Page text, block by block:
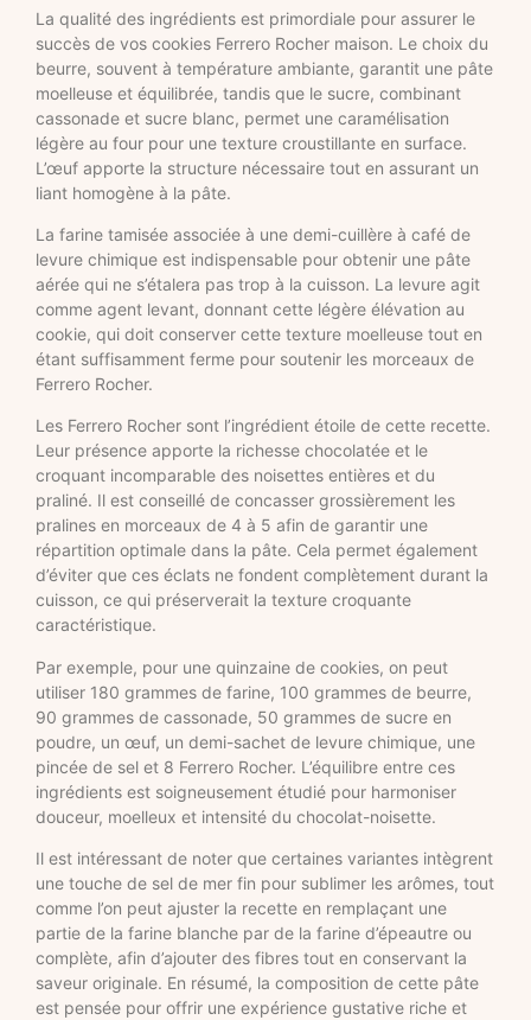
La qualité des ingrédients est primordiale pour assurer le
succès de vos cookies Ferrero Rocher maison. Le choix du
beurre, souvent à température ambiante, garantit une pâte
moelleuse et équilibrée, tandis que le sucre, combinant
cassonade et sucre blanc, permet une caramélisation
légère au four pour une texture croustillante en surface.
L’œuf apporte la structure nécessaire tout en assurant un
liant homogène à la pâte.
La farine tamisée associée à une demi-cuillère à café de
levure chimique est indispensable pour obtenir une pâte
aérée qui ne s’étalera pas trop à la cuisson. La levure agit
comme agent levant, donnant cette légère élévation au
cookie, qui doit conserver cette texture moelleuse tout en
étant suffisamment ferme pour soutenir les morceaux de
Ferrero Rocher.
Les Ferrero Rocher sont l’ingrédient étoile de cette recette.
Leur présence apporte la richesse chocolatée et le
croquant incomparable des noisettes entières et du
praliné. Il est conseillé de concasser grossièrement les
pralines en morceaux de 4 à 5 afin de garantir une
répartition optimale dans la pâte. Cela permet également
d’éviter que ces éclats ne fondent complètement durant la
cuisson, ce qui préserverait la texture croquante
caractéristique.
Par exemple, pour une quinzaine de cookies, on peut
utiliser 180 grammes de farine, 100 grammes de beurre,
90 grammes de cassonade, 50 grammes de sucre en
poudre, un œuf, un demi-sachet de levure chimique, une
pincée de sel et 8 Ferrero Rocher. L’équilibre entre ces
ingrédients est soigneusement étudié pour harmoniser
douceur, moelleux et intensité du chocolat-noisette.
Il est intéressant de noter que certaines variantes intègrent
une touche de sel de mer fin pour sublimer les arômes, tout
comme l’on peut ajuster la recette en remplaçant une
partie de la farine blanche par de la farine d’épeautre ou
complète, afin d’ajouter des fibres tout en conservant la
saveur originale. En résumé, la composition de cette pâte
est pensée pour offrir une expérience gustative riche et